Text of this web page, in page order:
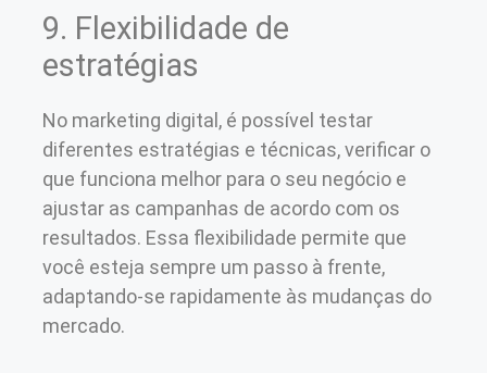
9. Flexibilidade de
estratégias
No marketing digital, é possível testar
diferentes estratégias e técnicas, verificar o
que funciona melhor para o seu negócio e
ajustar as campanhas de acordo com os
resultados. Essa flexibilidade permite que
você esteja sempre um passo à frente,
adaptando-se rapidamente às mudanças do
mercado.